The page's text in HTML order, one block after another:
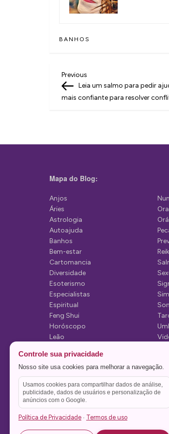
BANHOS
N
a
g
ç
o
d
e
P
o
s
t
Previous
Post
Previous
Leia um salmo para pedir
mais confiante para resolver
Mapa do Blog:
Anjos
Áries
Astrologia
Autoajuda
Banhos
Bem-estar
Cartomancia
Diversidade
Esoterismo
Especialistas
Espiritual
Feng Shui
Horóscopo
Leão
Mediunidade
Mensagens
Controle sua privacidade
Nosso site usa cookies para melhorar a navegação.
Usamos cookies para compartilhar dados de análise,
publicidade, dados de usuários e personalização de
anúncios com o Google.
Política de Privacidade · Termos de uso